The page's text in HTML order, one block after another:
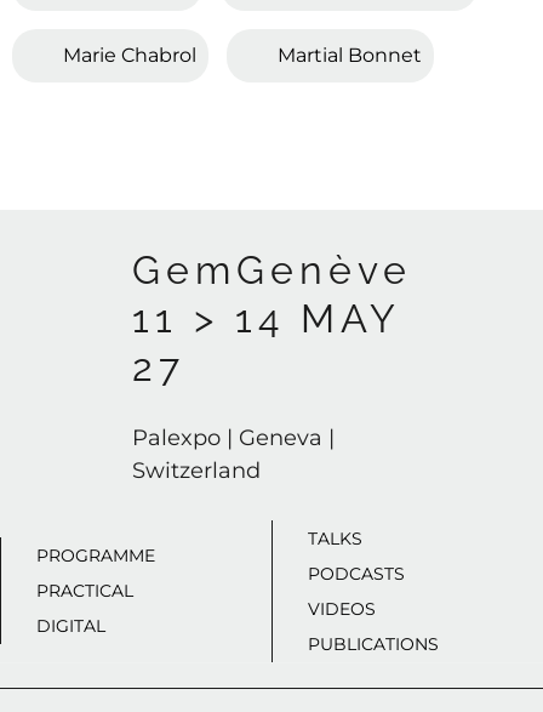
Marie Chabrol Martial Bonnet
GemGenève
11 > 14 MAY
27
Palexpo | Geneva |
Switzerland
PROGRAMME
PRACTICAL
DIGITAL
TALKS
PODCASTS
VIDEOS
PUBLICATIONS